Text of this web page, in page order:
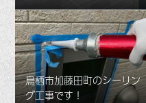
鳥栖市加藤田町のシーリン
グ工事です！